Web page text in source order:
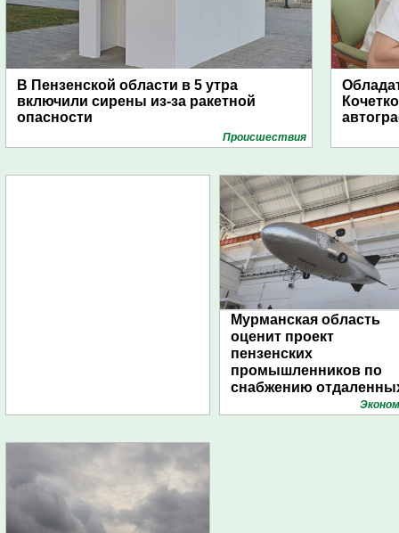
В Пензенской области в 5 утра
включили сирены из-за ракетной
опасности
Проиcшествия
Мурманская область
оценит проект
пензенских
промышленников по
снабжению
поселений с помощью